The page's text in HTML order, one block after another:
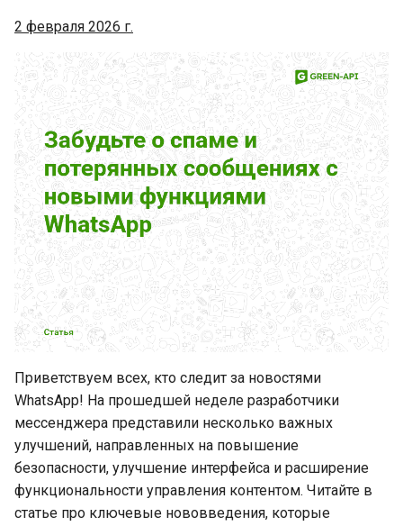
WhatsApp теперь можно
сделать приложением по
умолчанию на iOS
Восстановление
приложения и переписок
WhatsApp
Как проводить A/B
тестирование
WhatsApp добавляет ПИН-
код для пользователей с
никнеймами
Общайтесь в WhatsApp без
телефона благодаря
никнеймам
Частичное цитирование в
WhatsApp на iOS
Частичное цитирование в
2 февраля 2026 г.
Приветствуем всех, кто следит за новостями
WhatsApp! На прошедшей неделе разработчики
мессенджера представили несколько важных
улучшений, направленных на повышение
безопасности, улучшение интерфейса и расширение
функциональности управления контентом. Читайте в
статье про ключевые нововведения, которые